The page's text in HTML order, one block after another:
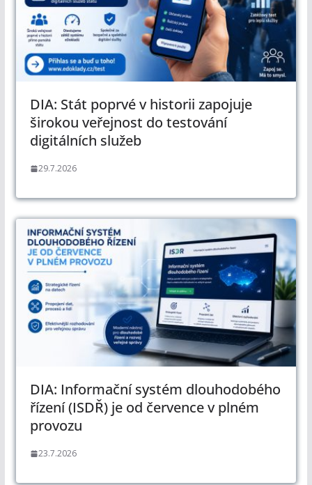
DIA: Stát poprvé v historii zapojuje
širokou veřejnost do testování
digitálních služeb
29.7.2026
DIA: Informační systém dlouhodobého
řízení (ISDŘ) je od července v plném
provozu
23.7.2026